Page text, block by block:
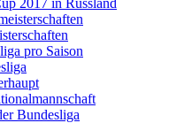
pro Saison
Bundesliga